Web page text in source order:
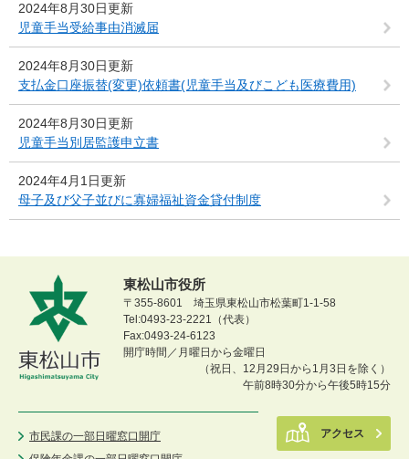
2024年8月30日更新
児童手当受給事由消滅届
2024年8月30日更新
支払金口座振替(変更)依頼書(児童手当及びこども医療費用)
2024年8月30日更新
児童手当別居監護申立書
2024年4月1日更新
母子及び父子並びに寡婦福祉資金貸付制度
東松山市役所
〒355-8601 埼玉県東松山市松葉町1-1-58
Tel:0493-23-2221（代表）
Fax:0493-24-6123
開庁時間／月曜日から金曜日
（祝日、12月29日から1月3日を除く）
午前8時30分から午後5時15分
市民課の一部日曜窓口開庁
アクセス